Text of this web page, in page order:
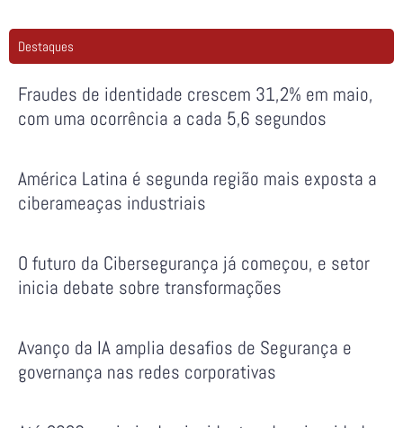
Destaques
Fraudes de identidade crescem 31,2% em maio,
com uma ocorrência a cada 5,6 segundos
América Latina é segunda região mais exposta a
ciberameaças industriais
O futuro da Cibersegurança já começou, e setor
inicia debate sobre transformações
Avanço da IA amplia desafios de Segurança e
governança nas redes corporativas